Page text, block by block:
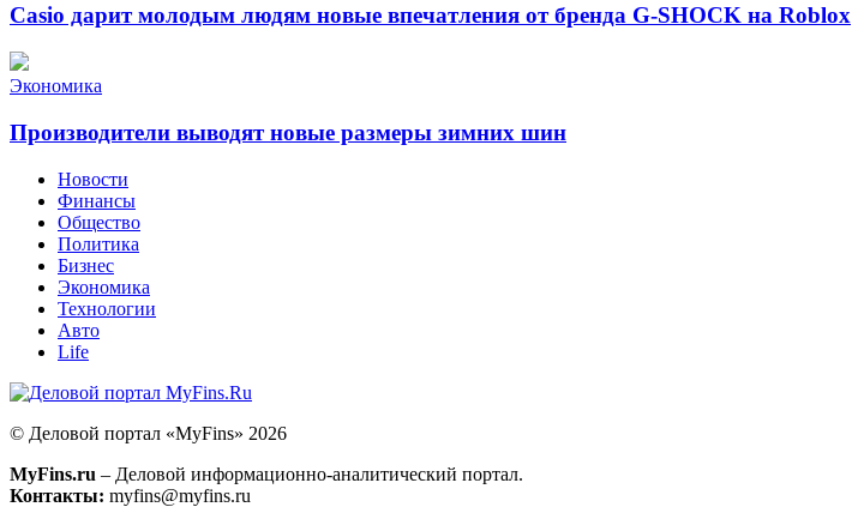
Casio дарит молодым людям новые впечатления от бренда G-SHOCK на Roblox
Экономика
Производители выводят новые размеры зимних шин
Новости
Финансы
Общество
Политика
Бизнес
Экономика
Технологии
Авто
Life
© Деловой портал «MyFins» 2026
MyFins.ru – Деловой информационно-аналитический портал.
Контакты: myfins@myfins.ru